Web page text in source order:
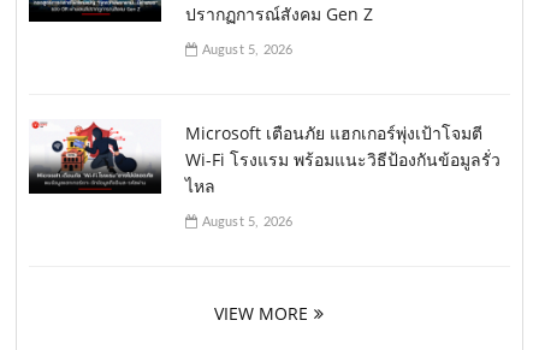
ปรากฏการณ์สังคม Gen Z
August 5, 2026
Microsoft เตือนภัย แฮกเกอร์พุ่งเป้าโจมตี
Wi-Fi โรงแรม พร้อมแนะวิธีป้องกันข้อมูลรั่ว
ไหล
August 5, 2026
VIEW MORE